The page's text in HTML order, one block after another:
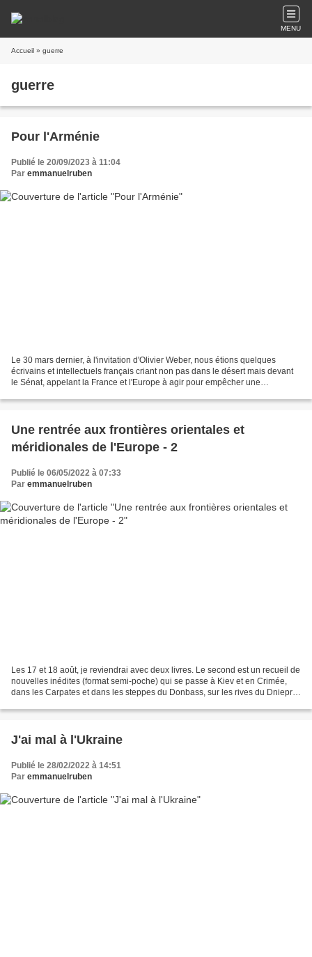
MENU
Accueil » guerre
guerre
Pour l'Arménie
Publié le 20/09/2023 à 11:04
Par emmanuelruben
Le 30 mars dernier, à l'invitation d'Olivier Weber, nous étions quelques
écrivains et intellectuels français criant non pas dans le désert mais devant
le Sénat, appelant la France et l'Europe à agir pour empêcher une
Une rentrée aux frontières orientales et
méridionales de l'Europe - 2
Publié le 06/05/2022 à 07:33
Par emmanuelruben
Les 17 et 18 août, je reviendrai avec deux livres. Le second est un recueil de
nouvelles inédites (format semi-poche) qui se passe à Kiev et en Crimée,
dans les Carpates et dans les steppes du Donbass, sur les rives du Dniepr
J'ai mal à l'Ukraine
Publié le 28/02/2022 à 14:51
Par emmanuelruben